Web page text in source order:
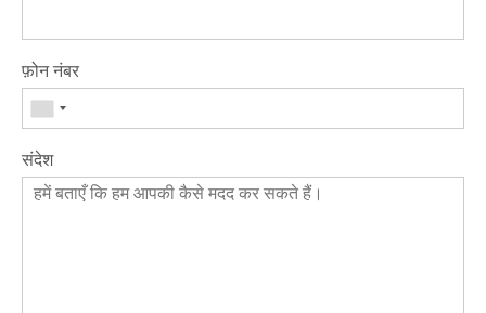
फ़ोन नंबर
संदेश